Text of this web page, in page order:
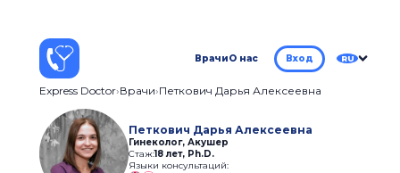
ВрачиО нас Вход RU
Express Doctor Врачи Петкович Дарья Алексеевна
Петкович Дарья Алексеевна
Гинеколог, Акушер
Стаж:18 лет, Ph.D.
Языки консультаций: